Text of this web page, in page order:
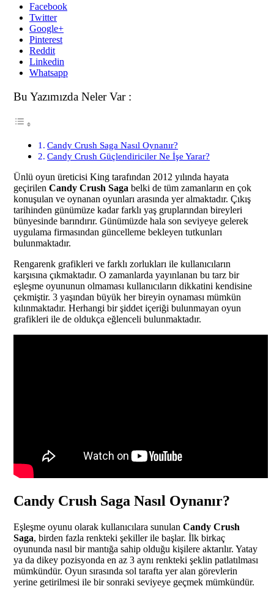
Facebook
Twitter
Google+
Pinterest
Reddit
Linkedin
Whatsapp
Bu Yazımızda Neler Var :
Candy Crush Saga Nasıl Oynanır?
Candy Crush Güçlendiriciler Ne İşe Yarar?
Ünlü oyun üreticisi King tarafından 2012 yılında hayata
geçirilen Candy Crush Saga belki de tüm zamanların en çok
konuşulan ve oynanan oyunları arasında yer almaktadır. Çıkış
tarihinden günümüze kadar farklı yaş gruplarından bireyleri
bünyesinde barındırır. Günümüzde hala son seviyeye gelerek
uygulama firmasından güncelleme bekleyen tutkunları
bulunmaktadır.
Rengarenk grafikleri ve farklı zorlukları ile kullanıcıların
karşısına çıkmaktadır. O zamanlarda yayınlanan bu tarz bir
eşleşme oyununun olmaması kullanıcıların dikkatini kendisine
çekmiştir. 3 yaşından büyük her bireyin oynaması mümkün
kılınmaktadır. Herhangi bir şiddet içeriği bulunmayan oyun
grafikleri ile de oldukça eğlenceli bulunmaktadır.
Candy Crush Saga Nasıl Oynanır?
Eşleşme oyunu olarak kullanıcılara sunulan Candy Crush
Saga, birden fazla renkteki şekiller ile başlar. İlk birkaç
oyununda nasıl bir mantığa sahip olduğu kişilere aktarılır. Yatay
ya da dikey pozisyonda en az 3 aynı renkteki şeklin patlatılması
mümkündür. Oyun sırasında sol tarafta yer alan görevlerin
yerine getirilmesi ile bir sonraki seviyeye geçmek mümkündür.